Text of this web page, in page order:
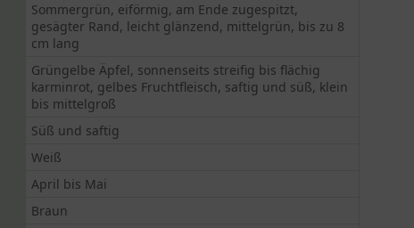
Sommergrün, eiförmig, am Ende zugespitzt,
gesägter Rand, leicht glänzend, mittelgrün, bis zu 8
cm lang
Grüngelbe Äpfel, sonnenseits streifig bis flächig
karminrot, gelbes Fruchtfleisch, saftig und süß, klein
bis mittelgroß
Süß und saftig
Weiß
April bis Mai
Braun